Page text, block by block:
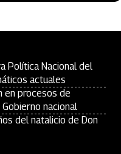
Política Nacional del
actuales
en procesos de
nacional
del natalicio de Don